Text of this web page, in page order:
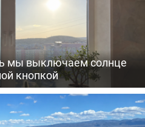
мы выключаем солнце
кнопкой